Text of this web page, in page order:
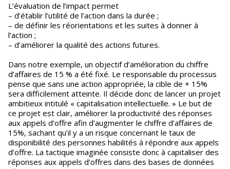
L’évaluation de l’impact permet
– d’établir l’utilité de l’action dans la durée ;
– de définir les réorientations et les suites à donner à
l’action ;
– d’améliorer la qualité des actions futures.
Dans notre exemple, un objectif d’amélioration du chiffre
d’affaires de 15 % a été fixé. Le responsable du processus
pense que sans une action appropriée, la cible de + 15%
sera difficilement atteinte. Il décide donc de lancer un projet
ambitieux intitulé « capitalisation intellectuelle. » Le but de
ce projet est clair, améliorer la productivité des réponses
aux appels d’offre afin d’augmenter le chiffre d’affaires de
15%, sachant qu’il y a un risque concernant le taux de
disponibilité des personnes habilités à répondre aux appels
d’offre. La tactique imaginée consiste donc à capitaliser des
réponses aux appels d’offres dans des bases de données